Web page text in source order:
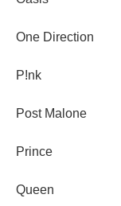
One Direction
P!nk
Post Malone
Prince
Queen